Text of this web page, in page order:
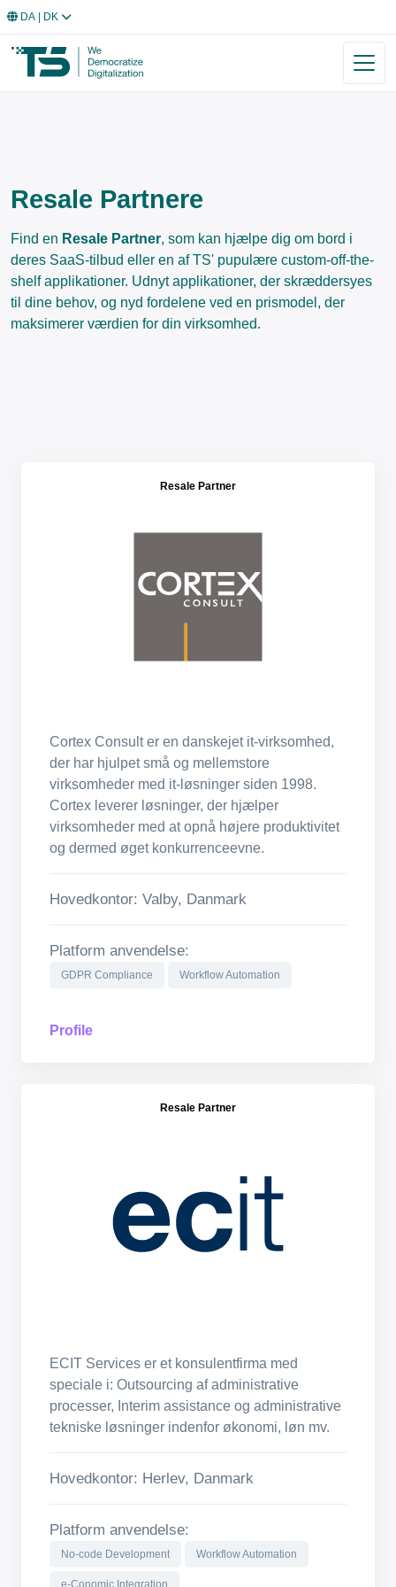
DA | DK
Resale Partnere
Find en Resale Partner, som kan hjælpe dig om bord i
deres SaaS-tilbud eller en af TS' pupulære custom-off-the-
shelf applikationer. Udnyt applikationer, der skræddersyes
til dine behov, og nyd fordelene ved en prismodel, der
maksimerer værdien for din virksomhed.
Resale Partner
Cortex Consult er en danskejet it-virksomhed,
der har hjulpet små og mellemstore
virksomheder med it-løsninger siden 1998.
Cortex leverer løsninger, der hjælper
virksomheder med at opnå højere produktivitet
og dermed øget konkurrenceevne.
Hovedkontor: Valby, Danmark
Platform anvendelse:
GDPR Compliance Workflow Automation
Profile
Resale Partner
ECIT Services er et konsulentfirma med
speciale i: Outsourcing af administrative
processer, Interim assistance og administrative
tekniske løsninger indenfor økonomi, løn mv.
Hovedkontor: Herlev, Danmark
Platform anvendelse:
No-code Development Workflow Automation
e-Conomic Integration